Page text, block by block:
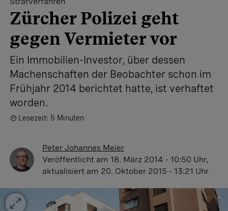
Zürcher Polizei geht
gegen Vermieter vor
Ein Immobilien-Investor, über dessen
Machenschaften der Beobachter schon im
Frühjahr 2014 berichtet hatte, ist verhaftet
worden.
Lesezeit: 5 Minuten
Peter Johannes Meier
Veröffentlicht am 18. März 2014 - 10:50 Uhr,
aktualisiert am 20. Oktober 2015 - 13:21 Uhr